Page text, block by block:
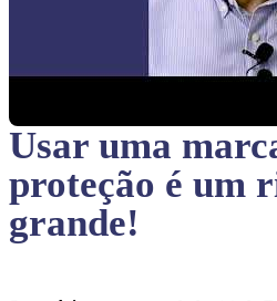
Usar uma
proteção é um
grande!